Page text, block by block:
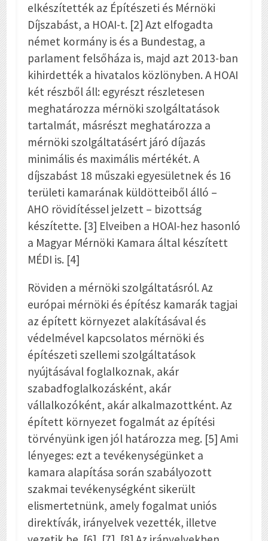
elkészítették az Építészeti és Mérnöki
Díjszabást, a HOAI-t. [2] Azt elfogadta
német kormány is és a Bundestag, a
parlament felsőháza is, majd azt 2013-ban
kihirdették a hivatalos közlönyben. A HOAI
két részből áll: egyrészt részletesen
meghatározza mérnöki szolgáltatások
tartalmát, másrészt meghatározza a
mérnöki szolgáltatásért járó díjazás
minimális és maximális mértékét. A
díjszabást 18 műszaki egyesületnek és 16
területi kamarának küldötteiből álló –
AHO rövidítéssel jelzett – bizottság
készítette. [3] Elveiben a HOAI-hez hasonló
a Magyar Mérnöki Kamara által készített
MÉDI is. [4]
Röviden a mérnöki szolgáltatásról. Az
európai mérnöki és építész kamarák tagjai
az épített környezet alakításával és
védelmével kapcsolatos mérnöki és
építészeti szellemi szolgáltatások
nyújtásával foglalkoznak, akár
szabadfoglalkozásként, akár
vállalkozóként, akár alkalmazottként. Az
épített környezet fogalmát az építési
törvényünk igen jól határozza meg. [5] Ami
lényeges: ezt a tevékenységünket a
kamara alapítása során szabályozott
szakmai tevékenységként sikerült
elismertetnünk, amely fogalmat uniós
direktívák, irányelvek vezették, illetve